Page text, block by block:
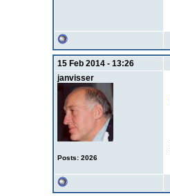
15 Feb 2014 - 13:26
janvisser
Posts: 2026